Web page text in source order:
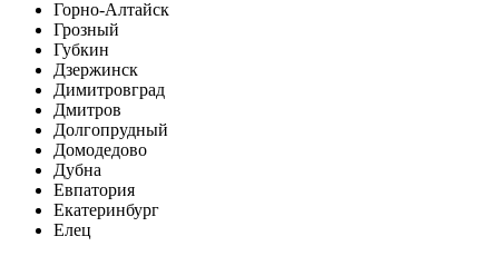
Горно-Алтайск
Грозный
Губкин
Дзержинск
Димитровград
Дмитров
Долгопрудный
Домодедово
Дубна
Евпатория
Екатеринбург
Елец